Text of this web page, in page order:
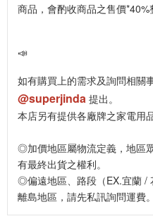
商品，會酌收商品之售價*40%
📣
如有購買上的需求及詢問相關
@superjinda 提出。
本店另有提供各廠牌之家電用
◎加價地區屬物流定義，地區
有最終出貨之權利。
◎偏遠地區、路段（EX.宜蘭 /
離島地區，請先私訊詢問運費。